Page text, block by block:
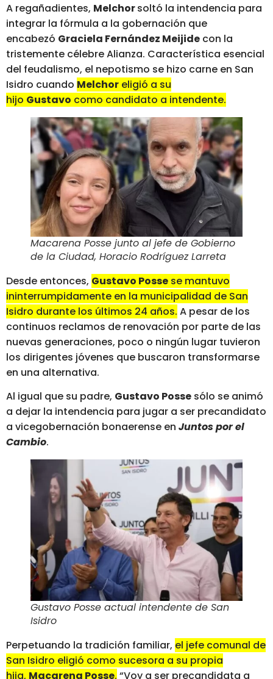
A regañadientes, Melchorsoltó la intendencia para
integrar la fórmula a la gobernación que
encabezó Graciela Fernández Meijide con la
tristemente célebre Alianza. Característica esencial
del feudalismo, el nepotismo se hizo carne en San
Isidro cuando Melchor eligió a su
hijo Gustavo como candidato a intendente.
Macarena Posse junto al jefe de Gobierno
de la Ciudad, Horacio Rodríguez Larreta
Desde entonces, Gustavo Posse se mantuvo
ininterrumpidamente en la municipalidad de San
Isidro durante los últimos 24 años. A pesar de los
continuos reclamos de renovación por parte de las
nuevas generaciones, poco o ningún lugar tuvieron
los dirigentes jóvenes que buscaron transformarse
en una alternativa.
Al igual que su padre, Gustavo Posse sólo se animó
a dejar la intendencia para jugar a ser precandidato
a vicegobernación bonaerense en Juntos por el
Cambio.
Gustavo Posse actual intendente de San
Isidro
Perpetuando la tradición familiar, el jefe comunal de
San Isidro eligió como sucesora a su propia
hija, Macarena Posse. “Voy a ser precandidata a